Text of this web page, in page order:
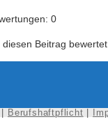
0
Beitrag
Berufshaftpflicht |